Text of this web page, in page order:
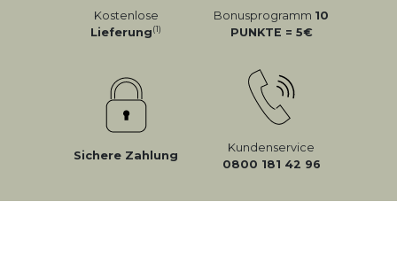
Kostenlose
Lieferung(1)
Bonusprogramm 10
PUNKTE = 5
Sichere Zahlung
Kundenservice
0800 181 42 96